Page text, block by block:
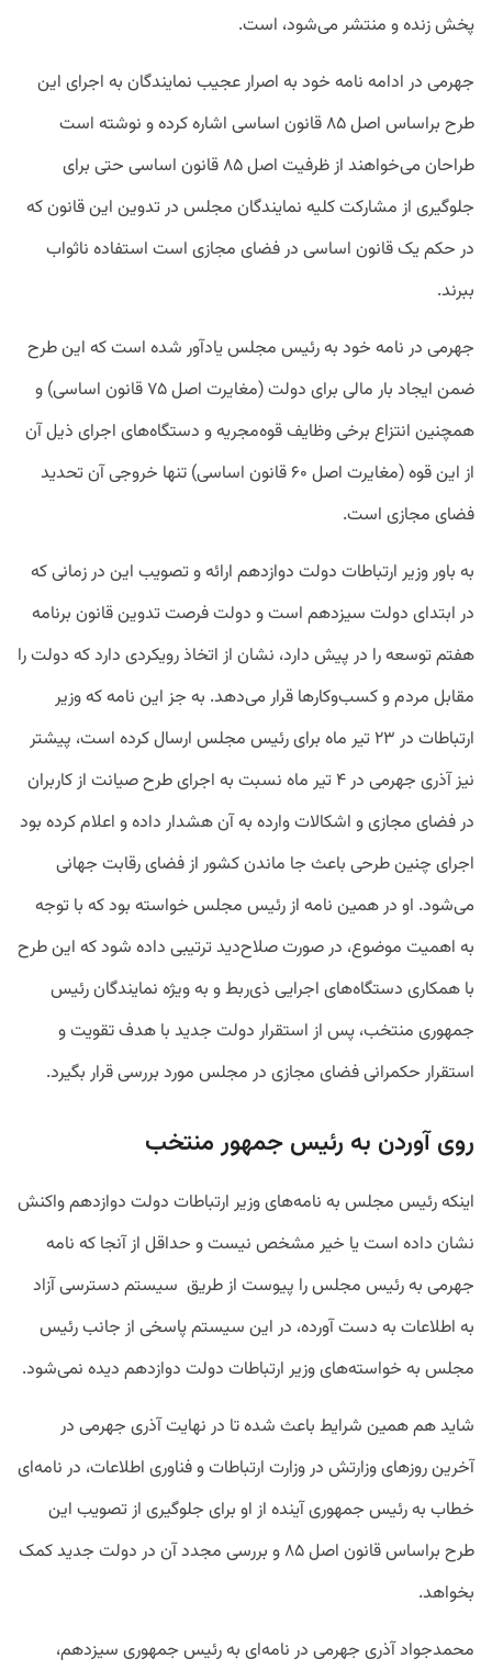
پخش زنده و منتشر می‌شود، است.
جهرمی در ادامه نامه خود به اصرار عجیب نمایندگان به اجرای این
طرح براساس اصل ۸۵ قانون اساسی اشاره کرده و نوشته است
طراحان می‌خواهند از ظرفیت اصل ۸۵ قانون اساسی حتی برای
جلوگیری از مشارکت کلیه نمایندگان مجلس در تدوین این قانون که
در حکم یک قانون اساسی در فضای مجازی است استفاده ناثواب
ببرند.
جهرمی در نامه خود به رئیس مجلس یادآور شده است که این طرح
ضمن ایجاد بار مالی برای دولت (مغایرت اصل ۷۵ قانون اساسی) و
همچنین انتزاع برخی وظایف قوه‌مجریه و دستگاه‌های اجرای ذیل آن
از این قوه (مغایرت اصل ۶۰ قانون اساسی) تنها خروجی آن تحدید
فضای مجازی است.
به باور وزیر ارتباطات دولت دوازدهم ارائه و تصویب این در زمانی که
در ابتدای دولت سیزدهم است و دولت فرصت تدوین قانون برنامه
هفتم توسعه را در پیش دارد، نشان از اتخاذ رویکردی دارد که دولت را
مقابل مردم و کسب‌وکارها قرار می‌دهد. به جز این نامه که وزیر
ارتباطات در ۲۳ تیر ماه برای رئیس مجلس ارسال کرده است، پیشتر
نیز آذری جهرمی در ۴ تیر ماه نسبت به اجرای طرح صیانت از کاربران
در فضای مجازی و اشکالات وارده به آن هشدار داده و اعلام کرده بود
اجرای چنین طرحی باعث جا ماندن کشور از فضای رقابت جهانی
می‌شود. او در همین نامه از رئیس مجلس خواسته بود که با توجه
به اهمیت موضوع، در صورت صلاح‌دید ترتیبی داده شود که این طرح
با همکاری دستگاه‌های اجرایی ذی‌ربط و به ویژه نمایندگان رئیس
جمهوری منتخب، پس از استقرار دولت جدید با هدف تقویت و
استقرار حکمرانی فضای مجازی در مجلس مورد بررسی قرار بگیرد.
روی آوردن به رئیس جمهور منتخب
اینکه رئیس مجلس به نامه‌های وزیر ارتباطات دولت دوازدهم واکنش
نشان داده است یا خیر مشخص نیست و حداقل از آنجا که نامه
جهرمی به رئیس مجلس را پیوست از طریق سیستم دسترسی آزاد
به اطلاعات به دست آورده، در این سیستم پاسخی از جانب رئیس
مجلس به خواسته‌های وزیر ارتباطات دولت دوازدهم دیده نمی‌شود.
شاید هم همین شرایط باعث شده تا در نهایت آذری جهرمی در
آخرین روزهای وزارتش در وزارت ارتباطات و فناوری اطلاعات، در نامه‌ای
خطاب به رئیس جمهوری آینده از او برای جلوگیری از تصویب این
طرح براساس قانون اصل ۸۵ و بررسی مجدد آن در دولت جدید کمک
بخواهد.
محمدجواد آذری جهرمی در نامه‌ای به رئیس جمهوری سیزدهم،